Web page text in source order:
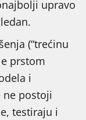
upravo
(“trećinu
prstom
i
postoji
testiraju i